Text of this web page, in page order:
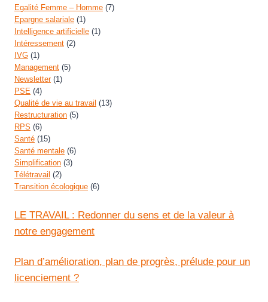
Egalité Femme – Homme (7)
Epargne salariale (1)
Intelligence artificielle (1)
Intéressement (2)
IVG (1)
Management (5)
Newsletter(1)
PSE (4)
Qualité de vie au travail (13)
Restructuration (5)
RPS (6)
Santé (15)
Santé mentale (6)
Simplification (3)
Télétravail (2)
Transition écologique (6)
LE TRAVAIL : Redonner du sens et de la valeur à
notre engagement
Plan d’amélioration, plan de progrès, prélude pour un
licenciement ?